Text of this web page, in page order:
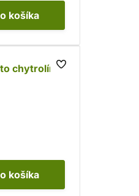
košíka
chytrolín:
košíka